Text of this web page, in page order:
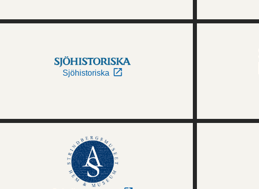
Sjöhistoriska